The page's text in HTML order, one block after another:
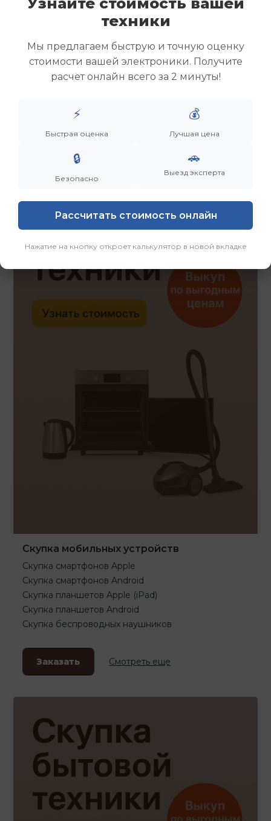
Скупка ноутбуков
Скупка ультрабуков
Скупка рабочих ноутбуков
Скупка старых ноутбуков (б/у)
Скупка внешних жестких дисков
Заказать Смотреть еще
Скупка мобильных устройств
Скупка смартфонов Apple
Скупка смартфонов Android
Скупка планшетов Apple (iPad)
Скупка планшетов Android
Скупка беспроводных наушников
Заказать Смотреть еще
техники
Мы предлагаем быструю и точную оценку
стоимости вашей электроники. Получите
расчет онлайн всего за 2 минуты!
⚡
Быстрая оценка
💰
Лучшая цена
🔒
Безопасно
🚗
Выезд эксперта
Рассчитать стоимость онлайн
Нажатие на кнопку откроет калькулятор в новой вкладке